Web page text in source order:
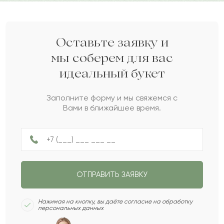
Д 2022-06-17
Даниал
2022-06-15
Радик
2022-06-05
Гулбажа
Велор
Б Балганым
Ширин
Оставьте заявку и
мы соберем для вас
идеальный букет
Заполните форму и мы свяжемся с
Вами в ближайшее время.
ОТПРАВИТЬ ЗАЯВКУ
Нажимая на кнопку, вы даёте согласие на обработку
персональных данных